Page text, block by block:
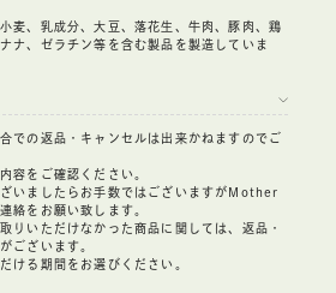
麦、乳成分、大豆、落花生、牛肉、豚肉、鶏
ナ、ゼラチン等を含む製品を製造していま
での返品・キャンセルは出来かねますのでご
容をご確認ください。
いましたらお手数ではございますがMother
絡をお願い致します。
りいただけなかった商品に関しては、返品・
ございます。
ける期間をお選びください。